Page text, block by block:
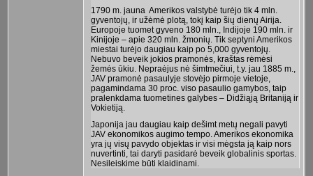
1790 m. jauna Amerikos valstybė turėjo tik 4 mln.
gyventojų, ir užėmė plotą, tokį kaip šių dienų Airija.
Europoje tuomet gyveno 180 mln., Indijoje 190 mln. ir
Kinijoje – apie 320 mln. žmonių. Tik septyni Amerikos
miestai turėjo daugiau kaip po 5,000 gyventojų.
Nebuvo beveik jokios pramonės, kraštas rėmėsi
žemės ūkiu. Nepraėjus nė šimtmečiui, t.y. jau 1885 m.,
JAV pramonė pasaulyje stovėjo pirmoje vietoje,
pagamindama 30 proc. viso pasaulio gamybos, taip
pralenkdama tuometines galybes – Didžiąją Britaniją ir
Vokietiją.
Japonija jau daugiau kaip dešimt metų negali pavyti
JAV ekonomikos augimo tempo. Amerikos ekonomika
yra jų visų pavydo objektas ir visi mėgsta ją kaip nors
nuvertinti, tai daryti pasidarė beveik globalinis sportas.
Nesileiskime būti klaidinami.